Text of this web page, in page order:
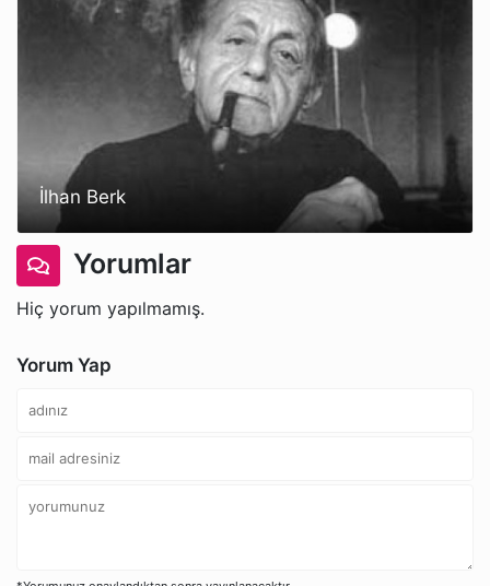
İlhan Berk
Yorumlar
Hiç yorum yapılmamış.
Yorum Yap